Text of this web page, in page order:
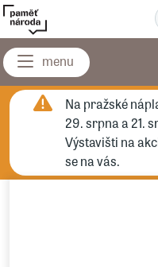
Na pražské
29. srpna a 21.
Výstavišti na
se na vás.